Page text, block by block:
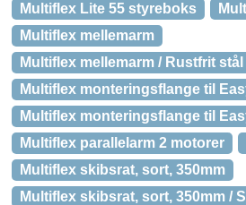
Multiflex Lite 55 styreboks
Multiflex mellemarm
Multiflex mellemarm / Rustfrit stål
Multiflex monteringsflange til
Multiflex monteringsflange til
Multiflex parallelarm 2 motorer
Multiflex skibsrat, sort, 350mm
Multiflex skibsrat, sort, 350mm /